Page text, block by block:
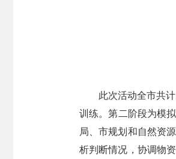
此次活动全市共
训练。第二阶段为模
局、市规划和自然资
析判断情况，协调物